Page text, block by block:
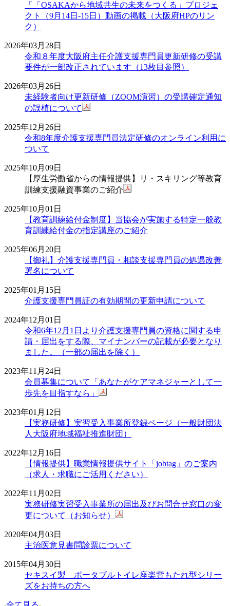
「「OSAKAから地域共生の未来をつくる」プロジェ
クト（9月14日-15日）動画の掲載（大阪府HPのリン
ク）
2026年03月28日
令和８年度大阪府主任介護支援専門員更新研修の受講
要件が一部改正されています（13枚目参照）
2026年03月26日
未経験者向け更新研修（ZOOM演習）の受講確定通知
の誤植について
2025年12月26日
令和8年度介護支援専門員法定研修のオンライン利用に
ついて
2025年10月09日
【厚生労働省からの情報提供】リ・スキリング等教育
訓練支援融資事業のご紹介
2025年10月01日
【教育訓練給付金制度】当協会が実施する特定一般教
育訓練給付金の指定講座のご紹介
2025年06月20日
【御礼】介護支援専門員・相談支援専門員の処遇改善
署名について
2025年01月15日
介護支援専門員証の有効期間の更新申請について
2024年12月01日
令和6年12月1日より介護支援専門員の資格に関する申
請・届出をする際、マイナンバーの記載が必要となり
ました。（一部の届出を除く）
2023年11月24日
会員募集について「あなたがケアマネジャーとして一
歩先を目指すなら」
2023年01月12日
【実務研修】実習受入事業所登録ページ（一般財団法
人大阪府地域福祉推進財団）
2022年12月16日
【情報提供】職業情報提供サイト「jobtag」のご案内
（求人・求職にご活用ください）
2022年11月02日
実務研修実習受入事業所の届出及びお問合せ窓口の変
更について（お知らせ）
2020年04月03日
主治医意見書問診票について
2015年04月30日
セキスイ製 ポータブルトイレ座楽背もたれ型シリー
ズをお持ちの方へ